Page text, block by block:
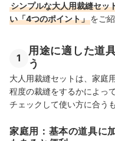
シンプルな大人用裁縫セッ
い「4つのポイント」をご
1
用途に適した道
う
大人用裁縫セットは、家庭
程度の裁縫をするかによっ
チェックして使い方に合う
家庭用：基本の道具に